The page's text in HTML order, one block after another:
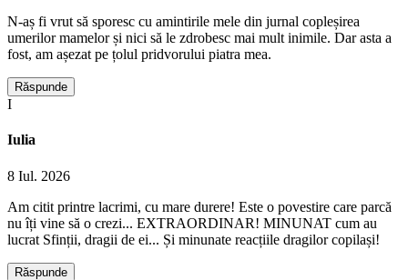
N-aș fi vrut să sporesc cu amintirile mele din jurnal copleșirea
umerilor mamelor și nici să le zdrobesc mai mult inimile. Dar asta a
fost, am așezat pe țolul pridvorului piatra mea.
Răspunde
I
Iulia
8 Iul. 2026
Am citit printre lacrimi, cu mare durere! Este o povestire care parcă
nu îți vine să o crezi... EXTRAORDINAR! MINUNAT cum au
lucrat Sfinții, dragii de ei... Și minunate reacțiile dragilor copilași!
Răspunde